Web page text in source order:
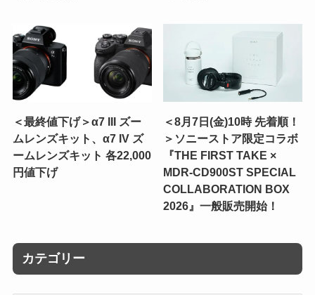
＜最終値下げ＞α7 III ズー
ムレンズキット、α7 IV ズ
ームレンズキット 各22,000
円値下げ
＜8月7日(金)10時 先着順！
＞ソニーストア限定コラボ
『THE FIRST TAKE ×
MDR-CD900ST SPECIAL
COLLABORATION BOX
2026』一般販売開始！
カテゴリー